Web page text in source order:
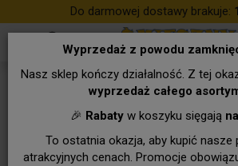
Wyprzedaż z powodu
Nasz sklep kończy działalność. Z tej
wyprzedaż całego
🎉 Rabatyw koszyku sięgają
To ostatnia okazja, aby kupić nasze
atrakcyjnych cenach. Promocje
Do darmowej dostawy brakuje:
DEKORACJE